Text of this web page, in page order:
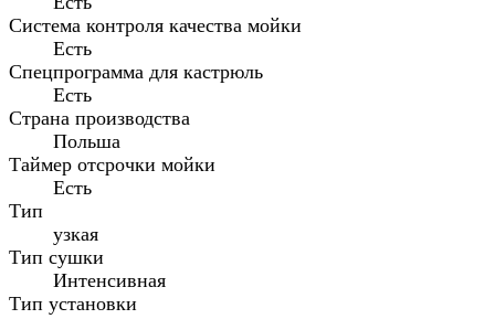
Система контроля качества мойки
Есть
Спецпрограмма для кастрюль
Есть
Страна производства
Польша
Таймер отсрочки мойки
Есть
Тип
узкая
Тип сушки
Интенсивная
Тип установки